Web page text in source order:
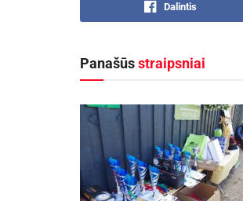
Dalintis
Panašūsstraipsniai